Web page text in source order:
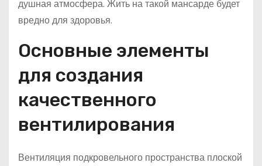
душная атмосфера. Жить на такой мансарде будет
вредно для здоровья.
Основные элементы
для создания
качественного
вентилирования
Вентиляция подкровельного пространства плоской